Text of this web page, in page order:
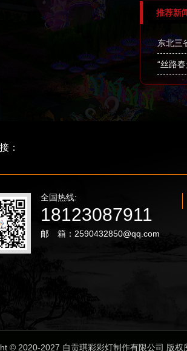
推荐新
东北三
“丝路
：
全国热线:
18123087911
邮 箱：2590432850@qq.com
© 2020-2027 自贡琪彩彩灯制作有限公司 版